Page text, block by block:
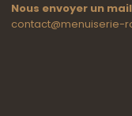
Nous envoyer un mail
contact@menuiserie-